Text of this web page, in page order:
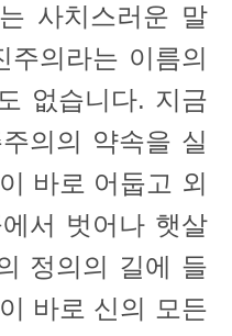
사치스러운 말
의라는 이름의
없습니다. 지금
의의 약속을 실
바로 어둡고 외
서 벗어나 햇살
정의의 길에 들
바로 신의 모든